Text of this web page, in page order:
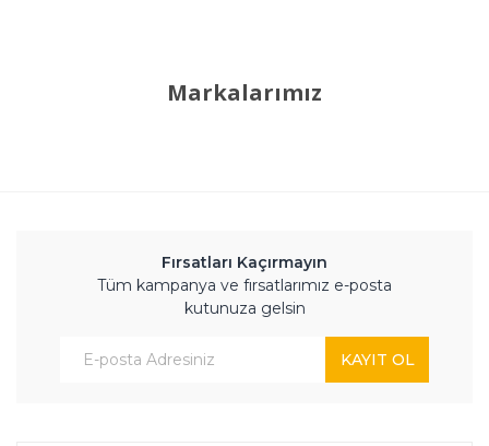
Markalarımız
Fırsatları Kaçırmayın
Tüm kampanya ve fırsatlarımız e-posta
kutunuza gelsin
KAYIT OL